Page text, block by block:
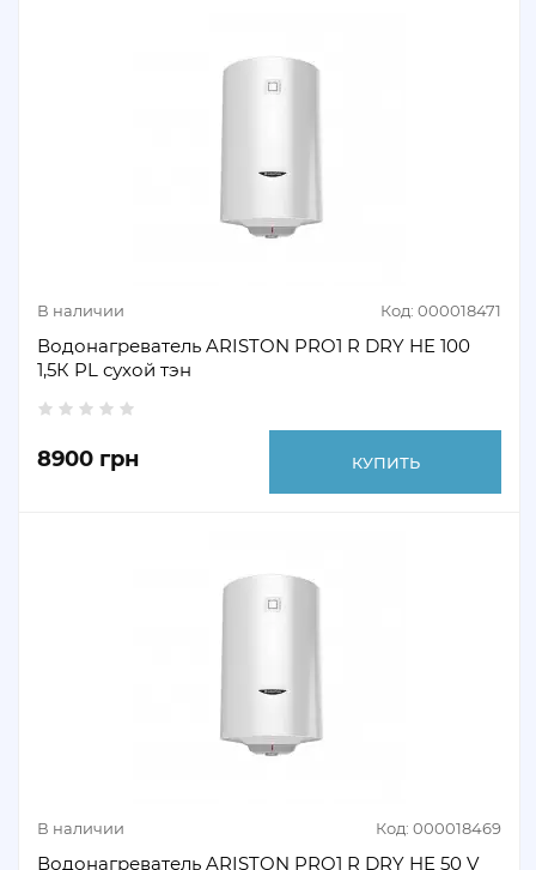
В наличии Код: 000018471
Водонагреватель ARISTON PRO1 R DRY HE 100
1,5К PL сухой тэн
8900 грн КУПИТЬ
В наличии Код: 000018469
Водонагреватель ARISTON PRO1 R DRY HE 50 V